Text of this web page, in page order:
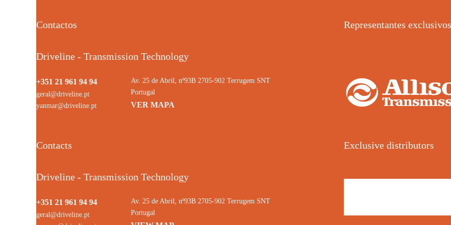
Contactos
Driveline - Transmission Technology
+351 21 961 94 94
geral@driveline.pt
yanmar@driveline.pt
Av. 25 de Abril, nº93B 2705-902 Terrugem SNT
Portugal
VER MAPA
Representantes exclusivos
Contacts
Driveline - Transmission Technology
+351 21 961 94 94
geral@driveline.pt
Av. 25 de Abril, nº93B 2705-902 Terrugem SNT
Portugal
Exclusive distributors